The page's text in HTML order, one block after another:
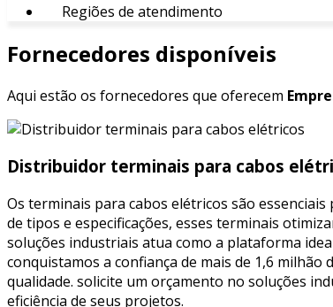
Regiões de atendimento
Fornecedores disponíveis
Aqui estão os fornecedores que oferecem
Distribuidor terminais para cabos
Os terminais para cabos elétricos são
de tipos e especificações, esses terminais
soluções industriais atua como a plataforma
conquistamos a confiança de mais de 1,6
qualidade. solicite um orçamento no soluções
eficiência de seus projetos.